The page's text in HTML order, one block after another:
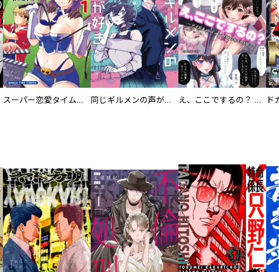
スーパー恋愛タイム！～現場でドＳな彼女は自宅でデレる～ 同じギルメンの声が好き え、ここでするの？ アイドルのファンが知らない日常